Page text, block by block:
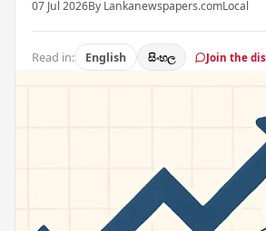
07 Jul 2026By Lankanewspapers.comLocal
Read in: English සිංහල Join the